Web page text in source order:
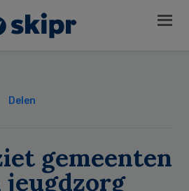
Delen
gemeenten
jeugdzorg